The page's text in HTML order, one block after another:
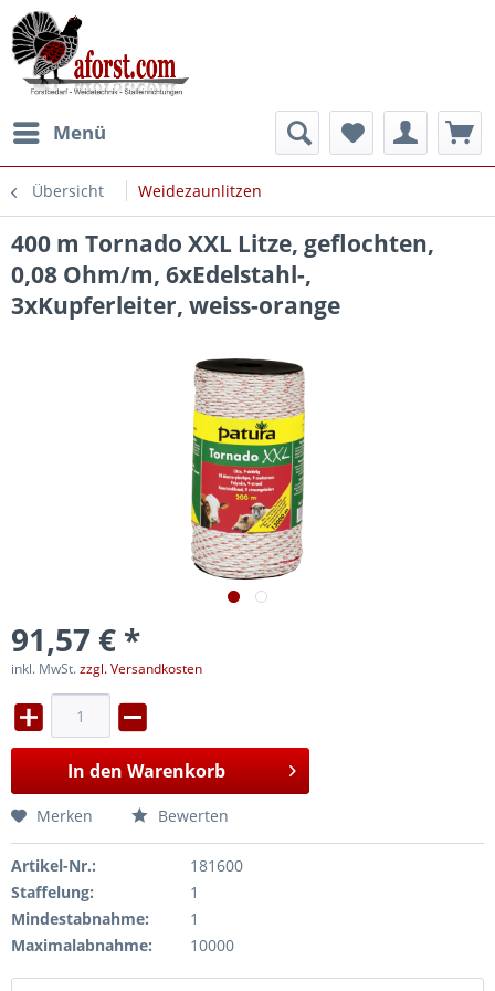
Menü
Übersicht Weidezaunlitzen
400 m Tornado XXL Litze, geflochten,
0,08 Ohm/m, 6xEdelstahl-,
3xKupferleiter, weiss-orange
91,57 € *
inkl. MwSt.zzgl. Versandkosten
In den Warenkorb
Merken Bewerten
Artikel-Nr.:
181600
Staffelung:
1
Mindestabnahme:
1
Maximalabnahme:
10000